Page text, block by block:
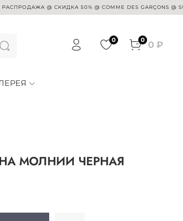
@ СКИДКА 50% @ COMME DES GARÇONS @ SUE
0 0 0 ₽
НА МОЛНИИ ЧЕРНАЯ